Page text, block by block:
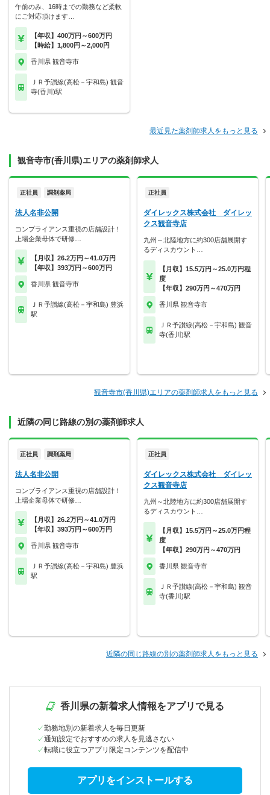
午前のみ、16時までの勤務など柔軟
にご対応頂けます…
【年収】400万円～600万円
【時給】1,800円～2,000円
香川県 観音寺市
ＪＲ予讃線(高松－宇和島) 観音
寺(香川)駅
最近見た薬剤師求人をもっと見る
観音寺市(香川県)エリアの薬剤師求人
正社員 調剤薬局
法人名非公開
コンプライアンス重視の店舗設計！
上場企業母体で研修…
【月収】26.2万円～41.0万円
【年収】393万円～600万円
香川県 観音寺市
ＪＲ予讃線(高松－宇和島) 豊浜
駅
正社員
ダイレックス株式会社 ダイレッ
クス観音寺店
九州～北陸地方に約300店舗展開す
るディスカウント…
【月収】15.5万円～25.0万円程
度
【年収】290万円～470万円
香川県 観音寺市
ＪＲ予讃線(高松－宇和島) 観音
寺(香川)駅
観音寺市(香川県)エリアの薬剤師求人をもっと見る
近隣の同じ路線の別の薬剤師求人
正社員 調剤薬局
法人名非公開
コンプライアンス重視の店舗設計！
上場企業母体で研修…
【月収】26.2万円～41.0万円
【年収】393万円～600万円
香川県 観音寺市
ＪＲ予讃線(高松－宇和島) 豊浜
駅
正社員
ダイレックス株式会社 ダイレッ
クス観音寺店
九州～北陸地方に約300店舗展開す
るディスカウント…
【月収】15.5万円～25.0万円程
度
【年収】290万円～470万円
香川県 観音寺市
ＪＲ予讃線(高松－宇和島) 観音
寺(香川)駅
近隣の同じ路線の別の薬剤師求人をもっと見る
香川県の新着求人情報をアプリで見る
勤務地別の新着求人を毎日更新
通知設定でおすすめの求人を見逃さない
転職に役立つアプリ限定コンテンツを配信中
アプリをインストールする